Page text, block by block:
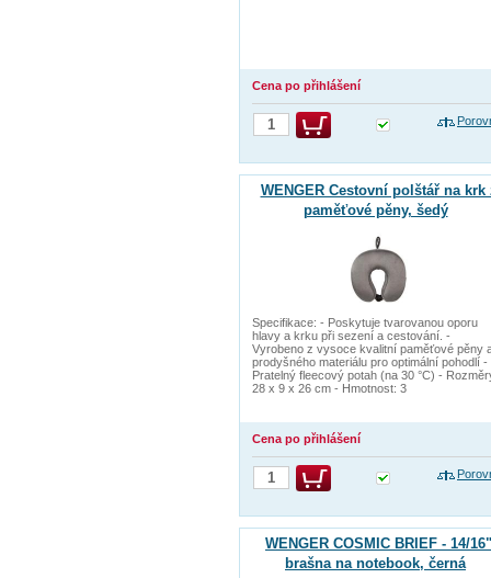
Cena po přihlášení
WENGER Cestovní polštář na krk
paměťové pěny, šedý
Specifikace: - Poskytuje tvarovanou oporu
hlavy a krku při sezení a cestování. -
Vyrobeno z vysoce kvalitní paměťové pěny
prodyšného materiálu pro optimální pohodlí -
Pratelný fleecový potah (na 30 °C) -
28 x 9 x 26 cm - Hmotnost: 3
Cena po přihlášení
WENGER COSMIC BRIEF - 14/16"
brašna na notebook, černá